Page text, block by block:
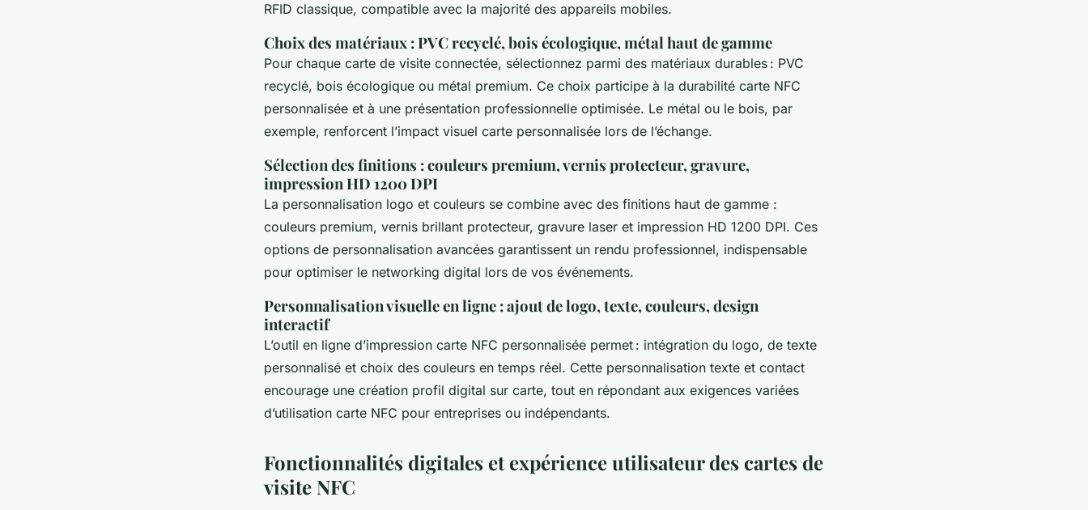
RFID classique, compatible avec la majorité des appareils mobiles.
Choix des matériaux : PVC recyclé, bois écologique, métal haut de gamme
Pour chaque carte de visite connectée, sélectionnez parmi des matériaux durables : PVC
recyclé, bois écologique ou métal premium. Ce choix participe à la durabilité carte NFC
personnalisée et à une présentation professionnelle optimisée. Le métal ou le bois, par
exemple, renforcent l’impact visuel carte personnalisée lors de l’échange.
Sélection des finitions : couleurs premium, vernis protecteur, gravure,
impression HD 1200 DPI
La personnalisation logo et couleurs se combine avec des finitions haut de gamme :
couleurs premium, vernis brillant protecteur, gravure laser et impression HD 1200 DPI. Ces
options de personnalisation avancées garantissent un rendu professionnel, indispensable
pour optimiser le networking digital lors de vos événements.
Personnalisation visuelle en ligne : ajout de logo, texte, couleurs, design
interactif
L’outil en ligne d’impression carte NFC personnalisée permet : intégration du logo, de texte
personnalisé et choix des couleurs en temps réel. Cette personnalisation texte et contact
encourage une création profil digital sur carte, tout en répondant aux exigences variées
d’utilisation carte NFC pour entreprises ou indépendants.
Fonctionnalités digitales et expérience utilisateur des cartes de
visite NFC